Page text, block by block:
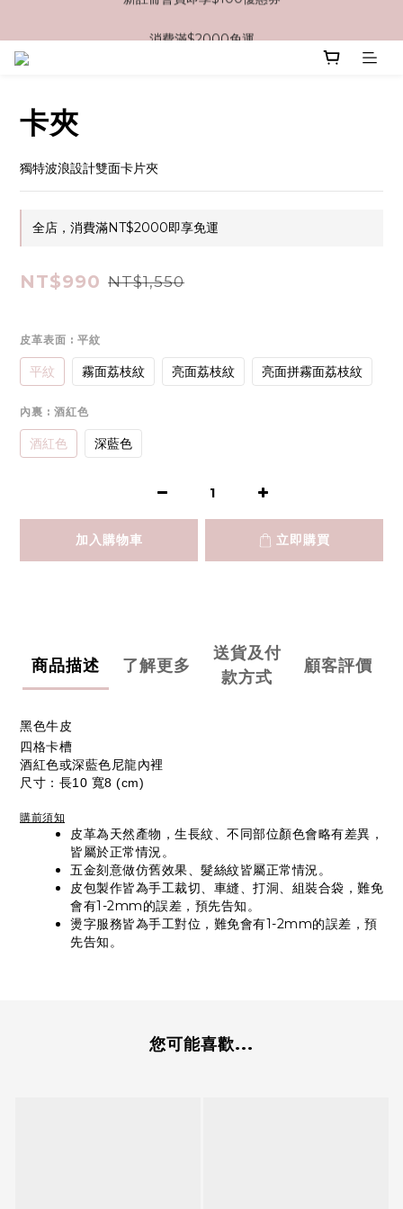
消費滿$2000免運
卡夾
獨特波浪設計雙面卡片夾
全店，消費滿NT$2000即享免運
NT$990 NT$1,550
皮革表面 : 平紋
平紋 霧面荔枝紋 亮面荔枝紋 亮面拼霧面荔枝紋
內裏 : 酒紅色
酒紅色 深藍色
加入購物車 立即購買
商品描述 了解更多
送貨及付
款方式
顧客評價
黑色牛皮
四格卡槽
酒紅色或深藍色尼龍內裡
尺寸：長10 寬8 (cm)
購前須知
皮革為天然產物，生長紋、不同部位顏色會略有差異，
皆屬於正常情況。
五金刻意做仿舊效果、髮絲紋皆屬正常情況。
皮包製作皆為手工裁切、車縫、打洞、組裝合袋，難免
會有1-2mm的誤差，預先告知。
燙字服務皆為手工對位，難免會有1-2mm的誤差，預
先告知。
您可能喜歡...